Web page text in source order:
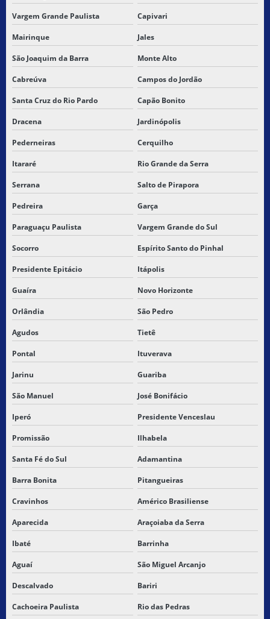
TRANSPORTADORA PARA SÃO LUIS DO MARANHÃO
TRANSPORTADORA DE SÃO PAULO PARA PIAUÍ
TRANSPORTADORA DE SÃO PAULO PRO PIAUI
TRANSPORTADORA SP PARA MARANHÃO
TRANSPORTADORA DE SP PARA PI
TRANSPORTADORA DE SP PARA PIAUI
TRANSPORTADORA DE SP PARA SÃO LUIS MARANHÃO
TRANSPORTADORA TERESINA
TRANSPORTADORA PARA TERESINA PI
TRANSPORTADORAS PARA PIAUI
TRANSPORTE DE CARGA QUIMICA
TRANSPORTE DE CARGA SECA SP
TRANSPORTE DE CARGAS
TRANSPORTE DE CARGAS E COMMERCE
TRANSPORTE DE CARGAS E ENCOMENDAS
TRANSPORTE DE CARGAS FRACIONADAS
TRANSPORTE DE CARGAS FRETE
TRANSPORTE DE CARGAS LOGÍSTICA
TRANSPORTE DE CARGAS PERIGOSAS
TRANSPORTE DE CARGAS PERIGOSAS RODOVIARIO
Vargem Grande Paulista Capivari
Mairinque Jales
São Joaquim da Barra Monte Alto
Cabreúva Campos do Jordão
Santa Cruz do Rio Pardo Capão Bonito
Dracena Jardinópolis
Pederneiras Cerquilho
Itararé Rio Grande da Serra
Serrana Salto de Pirapora
Pedreira Garça
Paraguaçu Paulista Vargem Grande do Sul
Socorro Espírito Santo do Pinhal
Presidente Epitácio Itápolis
Guaíra Novo Horizonte
Orlândia São Pedro
Agudos Tietê
Pontal Ituverava
Jarinu Guariba
São Manuel José Bonifácio
Iperó Presidente Venceslau
Promissão Ilhabela
Santa Fé do Sul Adamantina
Barra Bonita Pitangueiras
Cravinhos Américo Brasiliense
Aparecida Araçoiaba da Serra
Ibaté Barrinha
Aguaí São Miguel Arcanjo
Descalvado Bariri
Cachoeira Paulista Rio das Pedras